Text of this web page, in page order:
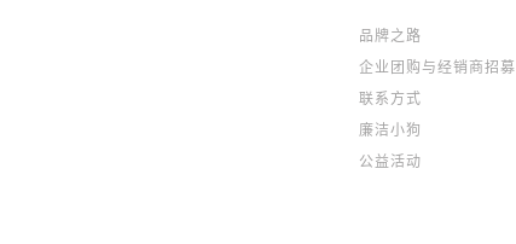
品牌之路
企业团购与经销商招募
联系方式
廉洁小狗
公益活动